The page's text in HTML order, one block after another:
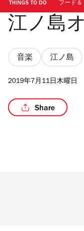
THINGS TO DO フード
江ノ島
音楽 江ノ島
2019年7月11日木曜日
Share